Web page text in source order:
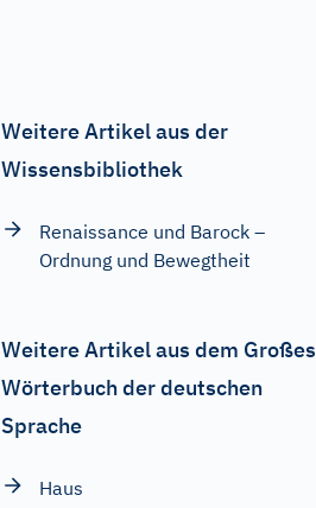
Weitere Artikel aus der
Wissensbibliothek
Renaissance und Barock –
Ordnung und Bewegtheit
Weitere Artikel aus dem Großes
Wörterbuch der deutschen
Sprache
Haus